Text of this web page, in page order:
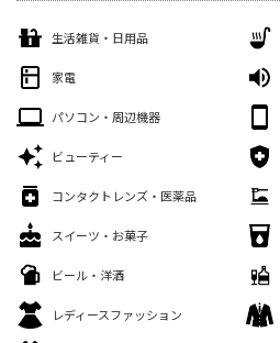
生活雑貨・日用品
家電
パソコン・周辺機器
ビューティー
コンタクトレンズ・医薬品
スイーツ・お菓子
ビール・洋酒
レディースファッション